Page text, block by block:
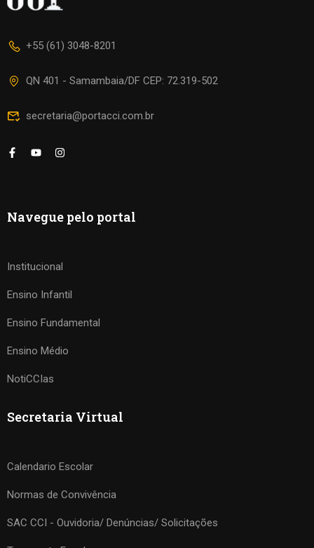
+55 (61) 3048-8201
QN 401 - Samambaia/DF CEP: 72.319-502
secretaria@portacci.com.br
Navegue pelo portal
Institucional
Ensino Infantil
Ensino Fundamental
Ensino Médio
NotiCCIas
Secretaria Virtual
Calendario Escolar
Normas de Convivência
SAC CCI - Ouvidoria/ Denúncias/ Solicitações